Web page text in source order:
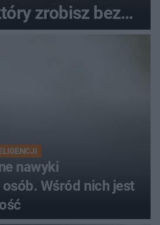
zrobisz bez
nawyki
Wśród nich jest